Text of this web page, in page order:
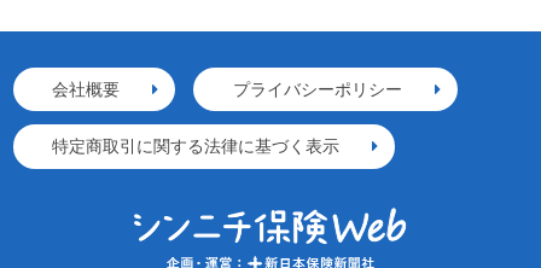
会社概要 プライバシーポリシー
特定商取引に関する法律に基づく表示